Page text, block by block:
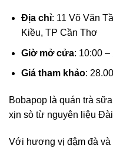
Địa chỉ: 11 Võ Văn
Kiều, TP Cần Thơ
Giờ mở cửa: 10:00 –
Giá tham khảo:
Bobapop là quán trà
xịn sò từ nguyên liệu
Với hương vị đậm đà và